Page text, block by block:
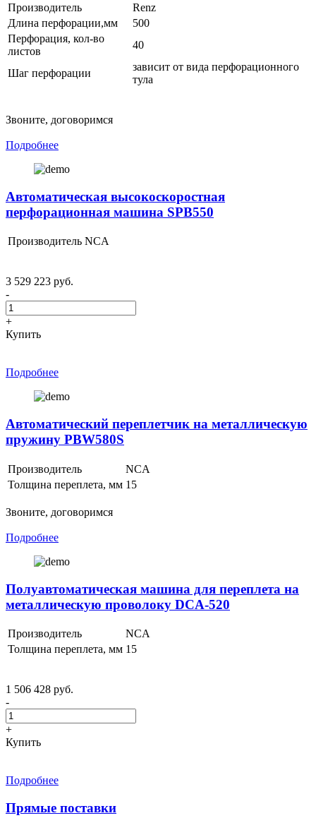
Производитель
Renz
Длина перфорации,мм
500
Перфорация, кол-во
листов
40
Шаг перфорации
зависит от вида перфорационного
тула
Звоните, договоримся
Подробнее
Автоматическая высокоскоростная
перфорационная машина SPB550
Производитель NCA
3 529 223 руб.
-
+
Купить
Подробнее
Автоматический переплетчик на металлическую
пружину PBW580S
Производитель
NCA
Толщина переплета, мм 15
Звоните, договоримся
Подробнее
Полуавтоматическая машина для переплета на
металлическую проволоку DCA-520
Производитель
NCA
Толщина переплета, мм 15
1 506 428 руб.
-
+
Купить
Подробнее
Прямые поставки